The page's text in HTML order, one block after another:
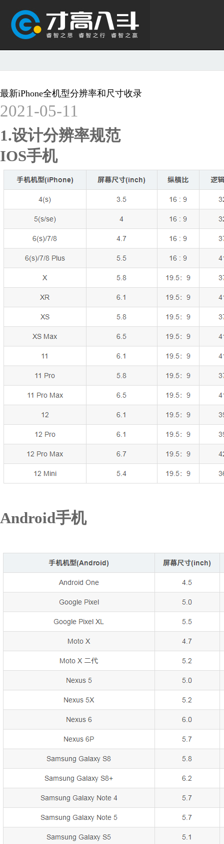
最新iPhone全机型分辨率和尺寸收录
2021-05-11
1.设计分辨率规范
IOS手机
Android手机